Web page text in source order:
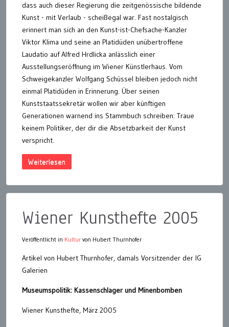
dass auch dieser Regierung die zeitgenössische bildende
Kunst - mit Verlaub - scheißegal war. Fast nostalgisch
erinnert man sich an den Kunst-ist-Chefsache-Kanzler
Viktor Klima und seine an Platidüden unübertroffene
Laudatio auf Alfred Hrdlicka anlässlich einer
Ausstellungseröffnung im Wiener Künstlerhaus. Vom
Schweigekanzler Wolfgang Schüssel bleiben jedoch nicht
einmal Platidüden in Erinnerung. Über seinen
Kunststaatssekretär wollen wir aber künftigen
Generationen warnend ins Stammbuch schreiben: Traue
keinem Politiker, der dir die Absetzbarkeit der Kunst
verspricht.
Weiterlesen
Wiener Kunsthefte 2005
Veröffentlicht in Kultur von Hubert Thurnhofer
Artikel von Hubert Thurnhofer, damals Vorsitzender der IG
Galerien
Museumspolitik: Kassenschlager und Minenbomben
Wiener Kunsthefte, März 2005